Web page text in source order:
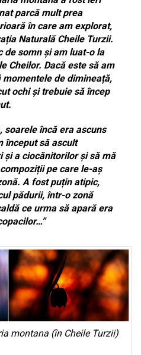
parcă mult prea
în care am explorat,
Naturală Cheile Turzii.
de somn și am luat-o la
Cheilor. Dacă este să am
de dimineață,
ochi și trebuie să încep
soarele încă era ascuns
început să ascult
și a ciocănitorilor și să mă
pe care le-aș
A fost puțin atipic,
pădurii, într-o zonă
ce urma să apară era
montana (în Cheile Turzii)